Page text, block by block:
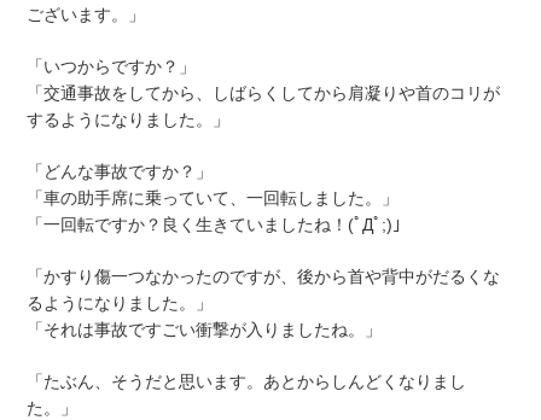
ございます。」
「いつからですか？」
「交通事故をしてから、しばらくしてから肩凝りや首のコリが
するようになりました。」
「どんな事故ですか？」
「車の助手席に乗っていて、一回転しました。」
「一回転ですか？良く生きていましたね！(ﾟДﾟ;)」
「かすり傷一つなかったのですが、後から首や背中がだるくな
るようになりました。」
「それは事故ですごい衝撃が入りましたね。」
「たぶん、そうだと思います。あとからしんどくなりまし
た。」